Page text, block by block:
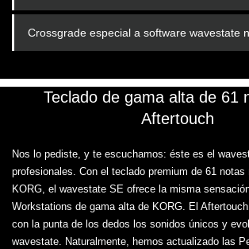
Crossgrade especial a software wavestate
Teclado de gama alta de 61
Aftertouch
Nos lo pediste, y te escuchamos: éste es el
profesionales. Con el teclado premium de 61 notas
KORG, el wavestate SE ofrece la misma
Workstations de gama alta de KORG. El
con la punta de los dedos los sonidos únicos y
wavestate. Naturalmente, hemos actualizado las